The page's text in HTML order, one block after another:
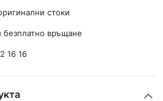
стоки
безплатно връщане
16 16